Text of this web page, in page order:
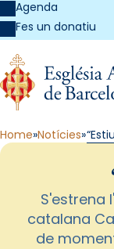
Agenda
Fes un donatiu
Home Notícies
S'estrena
catalana
de